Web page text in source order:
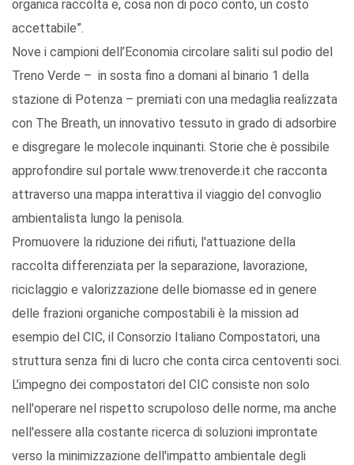
organica raccolta e, cosa non di poco conto, un costo
accettabile”.
Nove i campioni dell’Economia circolare saliti sul podio del
Treno Verde – in sosta fino a domani al binario 1 della
stazione di Potenza – premiati con una medaglia realizzata
con The Breath, un innovativo tessuto in grado di adsorbire
e disgregare le molecole inquinanti. Storie che è possibile
approfondire sul portale www.trenoverde.it che racconta
attraverso una mappa interattiva il viaggio del convoglio
ambientalista lungo la penisola.
Promuovere la riduzione dei rifiuti, l'attuazione della
raccolta differenziata per la separazione, lavorazione,
riciclaggio e valorizzazione delle biomasse ed in genere
delle frazioni organiche compostabili è la mission ad
esempio del CIC, il Consorzio Italiano Compostatori, una
struttura senza fini di lucro che conta circa centoventi soci.
L’impegno dei compostatori del CIC consiste non solo
nell'operare nel rispetto scrupoloso delle norme, ma anche
nell'essere alla costante ricerca di soluzioni improntate
verso la minimizzazione dell'impatto ambientale degli